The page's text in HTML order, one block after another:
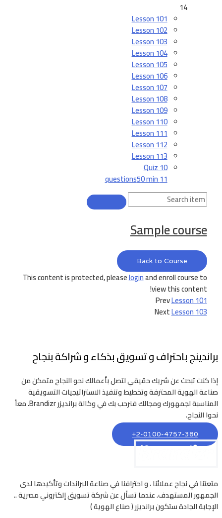
14
Lesson 101
Lesson 102
Lesson 103
Lesson 104
Lesson 105
Lesson 106
Lesson 107
Lesson 108
Lesson 109
Lesson 110
Lesson 111
Lesson 112
Lesson 113
Quiz 10
11 questions
50 min
Sample course
Back to Course
This content is protected, pleaseloginand enroll course to
view this content!
PrevLesson 101
NextLesson 103
براندينج باحتراف و تسويق بذكاء و شراكة بنجاح
إذا كنت تبحث عن شريك حقيقي لتصل بأعمالك نحو النجاح متمكن من
صناعة الهوية المحترفة وتخطيط وتنفيذ الاستراتيجيات التسويقية
المناسبة لجمهورك ومجالك فنرحب بك في وكالة برانديزر Brandizr. معاً
نحوا النجاح.
2-0100-4757-380+
متعتنا في نجاح عملائنا ، و احترافنا في صناعة البراندات وتأكيدها لدى
الجمهور المستهدف. عندما تسأل عن شركة تسويق إلكتروني مصرية ..
الإجابة الجادة ستكون برانديزر ( صناع الهوية )